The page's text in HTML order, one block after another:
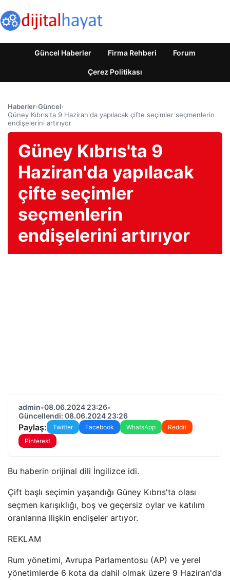
Güncel Haberler Firma Rehberi Forum
Çerez Politikası
Haberler›Güncel›
Güney Kıbrıs'ta 9 Haziran'da yapılacak çifte seçimler seçmenlerin
endişelerini artırıyor
Güney Kıbrıs'ta 9
Haziran'da yapılacak
çifte seçimler
seçmenlerin
endişelerini artırıyor
admin•08.06.2024 23:26•
Güncellendi: 08.06.2024 23:26
Paylaş: Twitter Facebook WhatsApp
Reddit
Pinterest
Bu haberin orijinal dili İngilizce idi.
Çift başlı seçimin yaşandığı Güney Kıbrıs'ta olası
seçmen karışıklığı, boş ve geçersiz oylar ve katılım
oranlarına ilişkin endişeler artıyor.
REKLAM
Rum yönetimi, Avrupa Parlamentosu (AP) ve yerel
yönetimlerde 6 kota da dahil olmak üzere 9 Haziran'da